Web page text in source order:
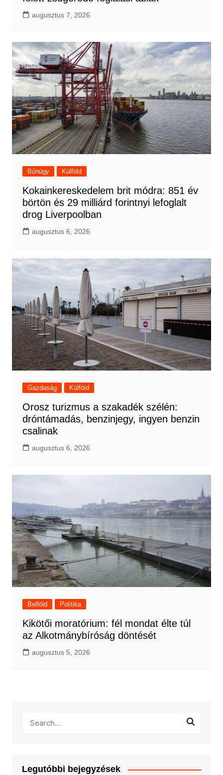
augusztus 7, 2026
Bűnügy Külföld
Kokainkereskedelem brit módra: 851 év
börtön és 29 milliárd forintnyi lefoglalt
drog Liverpoolban
augusztus 6, 2026
Gazdaság Külföld
Orosz turizmus a szakadék szélén:
dróntámadás, benzinjegy, ingyen benzin
csalinak
augusztus 6, 2026
Belföld Politika
Kikötői moratórium: fél mondat élte túl
az Alkotmánybíróság döntését
augusztus 5, 2026
Legutóbbi bejegyzések